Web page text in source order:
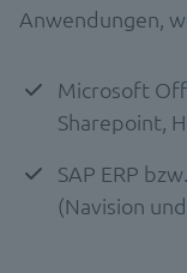
Anwendungen,
Microsoft
Sharepoint,
SAP ERP
(Navision